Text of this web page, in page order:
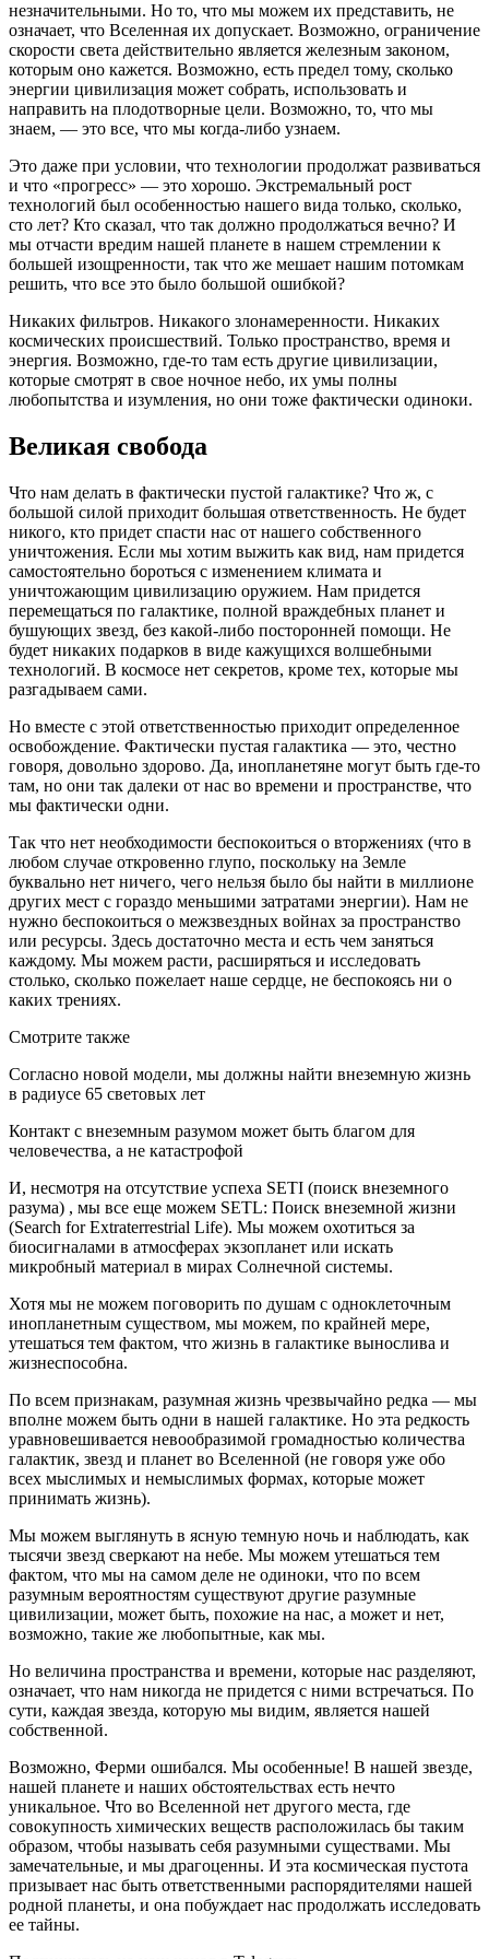
незначительными. Но то, что мы можем их представить, не
означает, что Вселенная их допускает. Возможно, ограничение
скорости света действительно является железным законом,
которым оно кажется. Возможно, есть предел тому, сколько
энергии цивилизация может собрать, использовать и
направить на плодотворные цели. Возможно, то, что мы
знаем, — это все, что мы когда-либо узнаем.
Это даже при условии, что технологии продолжат развиваться
и что «прогресс» — это хорошо. Экстремальный рост
технологий был особенностью нашего вида только, сколько,
сто лет? Кто сказал, что так должно продолжаться вечно? И
мы отчасти вредим нашей планете в нашем стремлении к
большей изощренности, так что же мешает нашим потомкам
решить, что все это было большой ошибкой?
Никаких фильтров. Никакого злонамеренности. Никаких
космических происшествий. Только пространство, время и
энергия. Возможно, где-то там есть другие цивилизации,
которые смотрят в свое ночное небо, их умы полны
любопытства и изумления, но они тоже фактически одиноки.
Великая свобода
Что нам делать в фактически пустой галактике? Что ж, с
большой силой приходит большая ответственность. Не будет
никого, кто придет спасти нас от нашего собственного
уничтожения. Если мы хотим выжить как вид, нам придется
самостоятельно бороться с изменением климата и
уничтожающим цивилизацию оружием. Нам придется
перемещаться по галактике, полной враждебных планет и
бушующих звезд, без какой-либо посторонней помощи. Не
будет никаких подарков в виде кажущихся волшебными
технологий. В космосе нет секретов, кроме тех, которые мы
разгадываем сами.
Но вместе с этой ответственностью приходит определенное
освобождение. Фактически пустая галактика — это, честно
говоря, довольно здорово. Да, инопланетяне могут быть где-то
там, но они так далеки от нас во времени и пространстве, что
мы фактически одни.
Так что нет необходимости беспокоиться о вторжениях (что в
любом случае откровенно глупо, поскольку на Земле
буквально нет ничего, чего нельзя было бы найти в миллионе
других мест с гораздо меньшими затратами энергии). Нам не
нужно беспокоиться о межзвездных войнах за пространство
или ресурсы. Здесь достаточно места и есть чем заняться
каждому. Мы можем расти, расширяться и исследовать
столько, сколько пожелает наше сердце, не беспокоясь ни о
каких трениях.
Смотрите также
Согласно новой модели, мы должны найти внеземную жизнь
в радиусе 65 световых лет
Контакт с внеземным разумом может быть благом для
человечества, а не катастрофой
И, несмотря на отсутствие успеха SETI (поиск внеземного
разума) , мы все еще можем SETL: Поиск внеземной жизни
(Search for Extraterrestrial Life). Мы можем охотиться за
биосигналами в атмосферах экзопланет или искать
микробный материал в мирах Солнечной системы.
Хотя мы не можем поговорить по душам с одноклеточным
инопланетным существом, мы можем, по крайней мере,
утешаться тем фактом, что жизнь в галактике вынослива и
жизнеспособна.
По всем признакам, разумная жизнь чрезвычайно редка — мы
вполне можем быть одни в нашей галактике. Но эта редкость
уравновешивается невообразимой громадностью количества
галактик, звезд и планет во Вселенной (не говоря уже обо
всех мыслимых и немыслимых формах, которые может
принимать жизнь).
Мы можем выглянуть в ясную темную ночь и наблюдать, как
тысячи звезд сверкают на небе. Мы можем утешаться тем
фактом, что мы на самом деле не одиноки, что по всем
разумным вероятностям существуют другие разумные
цивилизации, может быть, похожие на нас, а может и нет,
возможно, такие же любопытные, как мы.
Но величина пространства и времени, которые нас разделяют,
означает, что нам никогда не придется с ними встречаться. По
сути, каждая звезда, которую мы видим, является нашей
собственной.
Возможно, Ферми ошибался. Мы особенные! В нашей звезде,
нашей планете и наших обстоятельствах есть нечто
уникальное. Что во Вселенной нет другого места, где
совокупность химических веществ расположилась бы таким
образом, чтобы называть себя разумными существами. Мы
замечательные, и мы драгоценны. И эта космическая пустота
призывает нас быть ответственными распорядителями нашей
родной планеты, и она побуждает нас продолжать исследовать
ее тайны.